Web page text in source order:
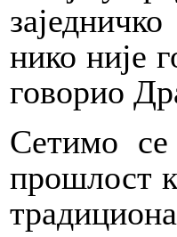
нико није
говорио
Сетимо
прошлост